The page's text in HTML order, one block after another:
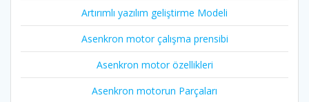
Artırımlı yazılım geliştirme Modeli
Asenkron motor çalışma prensibi
Asenkron motor özellikleri
Asenkron motorun Parçaları